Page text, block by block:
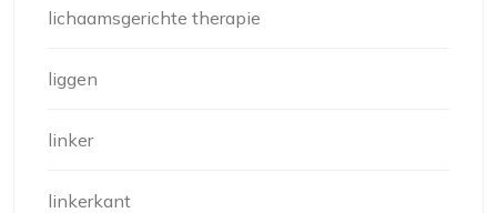
lichaamsgerichte therapie
liggen
linker
linkerkant